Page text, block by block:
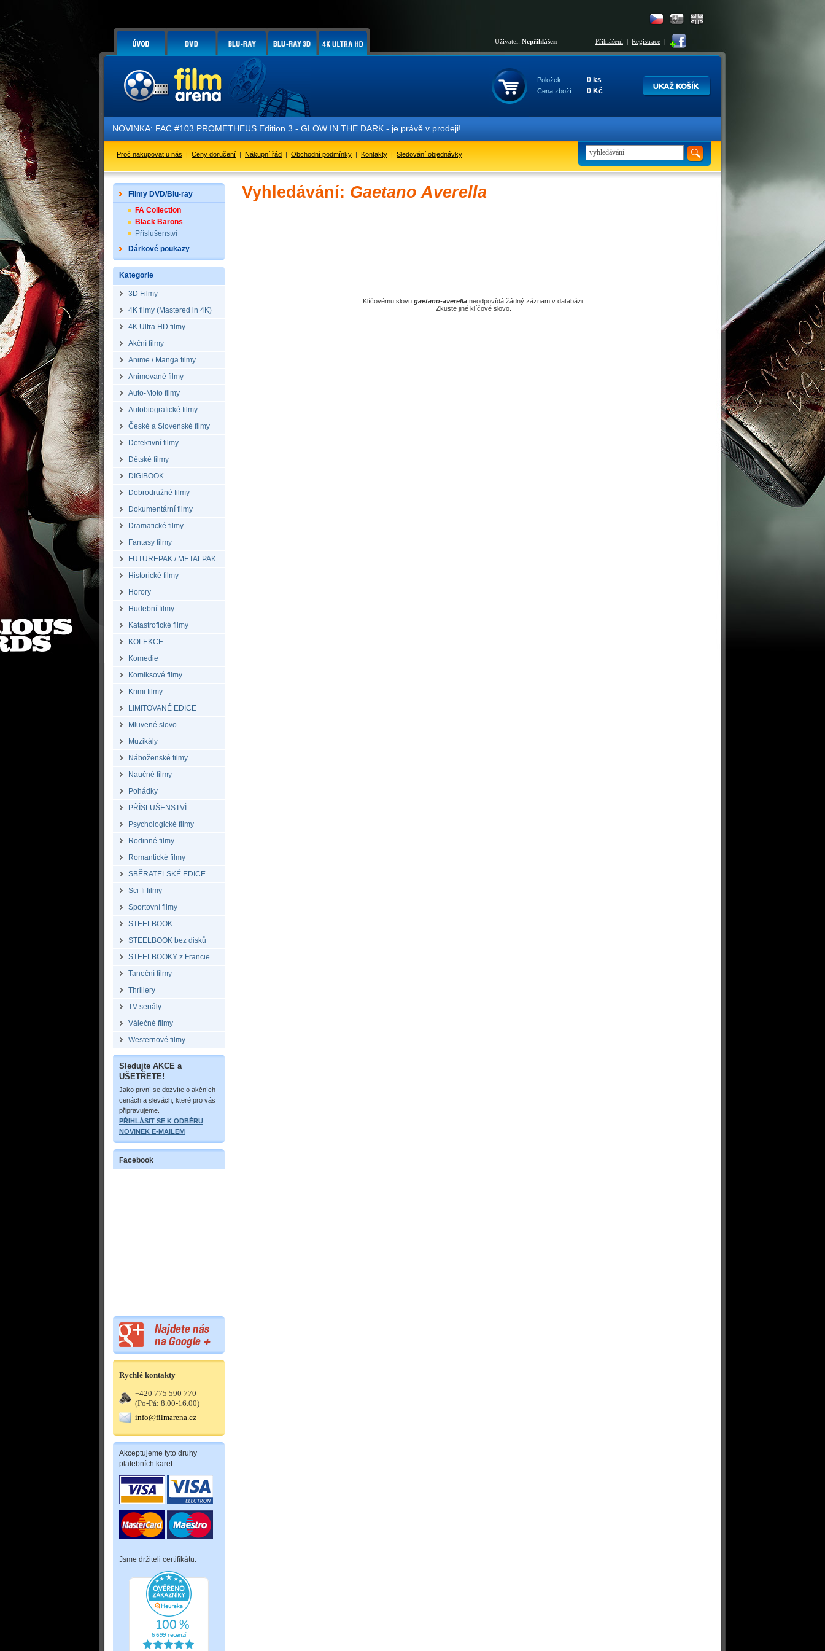
Uživatel: Nepřihlášen Přihlášení | Registrace |
Položek: 0 ks
Cena zboží: 0 Kč
NOVINKA: FAC #103 PROMETHEUS Edition 3 - GLOW IN THE DARK - je právě v prodeji!
Proč nakupovat u nás | Ceny doručení | Nákupní řád | Obchodní podmínky | Kontakty | Sledování objednávky
Filmy DVD/Blu-ray
FA Collection
Black Barons
Příslušenství
Dárkové poukazy
Kategorie
3D Filmy
4K filmy (Mastered in 4K)
4K Ultra HD filmy
Akční filmy
Anime / Manga filmy
Animované filmy
Auto-Moto filmy
Autobiografické filmy
České a Slovenské filmy
Detektivní filmy
Dětské filmy
DIGIBOOK
Dobrodružné filmy
Dokumentární filmy
Dramatické filmy
Fantasy filmy
FUTUREPAK / METALPAK
Historické filmy
Horory
Hudební filmy
Katastrofické filmy
KOLEKCE
Komedie
Komiksové filmy
Krimi filmy
LIMITOVANÉ EDICE
Mluvené slovo
Muzikály
Náboženské filmy
Naučné filmy
Pohádky
PŘÍSLUŠENSTVÍ
Psychologické filmy
Rodinné filmy
Romantické filmy
SBĚRATELSKÉ EDICE
Sci-fi filmy
Sportovní filmy
STEELBOOK
STEELBOOK bez disků
STEELBOOKY z Francie
Taneční filmy
Thrillery
TV seriály
Válečné filmy
Westernové filmy
Sledujte AKCE a
UŠETŘETE!
Jako první se dozvíte o akčních
cenách a slevách, které pro vás
připravujeme.
PŘIHLÁSIT SE K ODBĚRU
NOVINEK E-MAILEM
Facebook
Rychlé kontakty
+420 775 590 770
(Po-Pá: 8.00-16.00)
info@filmarena.cz
Akceptujeme tyto druhy
platebních karet:
Jsme držiteli certifikátu:
Vyhledávání: Gaetano Averella
Klíčovému slovu gaetano-averellaneodpovídá žádný záznam v databázi.
Zkuste jiné klíčové slovo.